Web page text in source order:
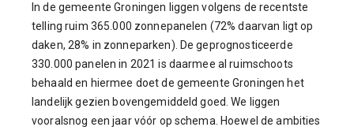
In de gemeente Groningen liggen volgens de recentste
telling ruim 365.000 zonnepanelen (72% daarvan ligt op
daken, 28% in zonneparken). De geprognosticeerde
330.000 panelen in 2021 is daarmee al ruimschoots
behaald en hiermee doet de gemeente Groningen het
landelijk gezien bovengemiddeld goed. We liggen
vooralsnog een jaar vóór op schema. Hoewel de ambities